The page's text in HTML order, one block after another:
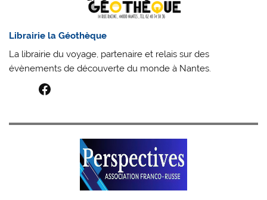
Librairie la Géothèque
La librairie du voyage, partenaire et relais sur des
évènements de découverte du monde à Nantes.
Facebook